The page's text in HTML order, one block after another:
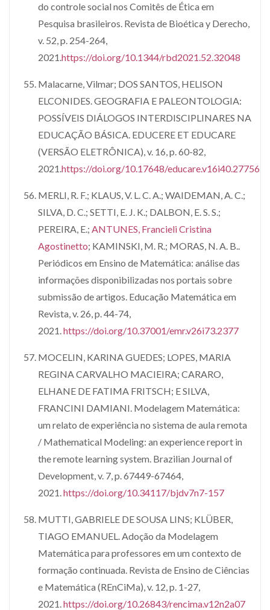
do controle social nos Comitês de Ética em
Pesquisa brasileiros. Revista de Bioética y Derecho,
v. 52, p. 254-264,
2021.https://doi.org/10.1344/rbd2021.52.32048
Malacarne, Vilmar; DOS SANTOS, HELISON
ELCONIDES. GEOGRAFIA E PALEONTOLOGIA:
POSSÍVEIS DIÁLOGOS INTERDISCIPLINARES NA
EDUCAÇÃO BÁSICA. EDUCERE ET EDUCARE
(VERSÃO ELETRÔNICA), v. 16, p. 60-82,
2021.https://doi.org/10.17648/educare.v16i40.27756
MERLI, R. F.; KLAUS, V. L. C. A.; WAIDEMAN, A. C.;
SILVA, D. C.; SETTI, E. J. K.; DALBON, E. S. S.;
PEREIRA, E.; ANTUNES, Francieli Cristina
Agostinetto; KAMINSKI, M. R.; MORAS, N. A. B..
Periódicos em Ensino de Matemática: análise das
informações disponibilizadas nos portais sobre
submissão de artigos. Educação Matemática em
Revista, v. 26, p. 44-74,
2021.https://doi.org/10.37001/emr.v26i73.2377
MOCELIN, KARINA GUEDES; LOPES, MARIA
REGINA CARVALHO MACIEIRA; CARARO,
ELHANE DE FATIMA FRITSCH; E SILVA,
FRANCINI DAMIANI. Modelagem Matemática:
um relato de experiência no sistema de aula remota
/ Mathematical Modeling: an experience report in
the remote learning system. Brazilian Journal of
Development, v. 7, p. 67449-67464,
2021.https://doi.org/10.34117/bjdv7n7-157
MUTTI, GABRIELE DE SOUSA LINS; KLÜBER,
TIAGO EMANUEL. Adoção da Modelagem
Matemática para professores em um contexto de
formação continuada. Revista de Ensino de Ciências
e Matemática (REnCiMa), v. 12, p. 1-27,
2021.https://doi.org/10.26843/rencima.v12n2a07